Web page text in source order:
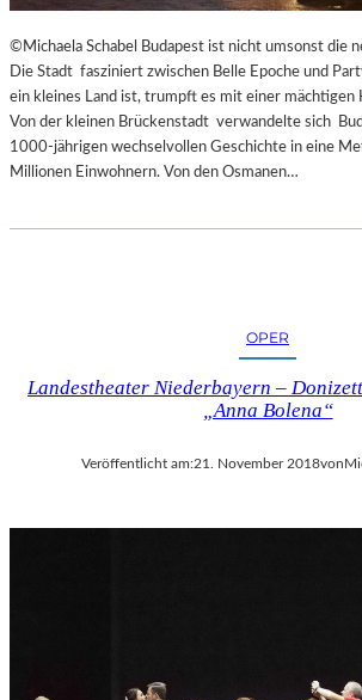
R
T
Z
U
E
R
A
O
©Michaela Schabel Budapest ist nicht umsonst die
Die Stadt fasziniert zwischen Belle Epoche und
ein kleines Land ist, trumpft es mit einer
Von der kleinen Brückenstadt verwandelte sich
1000-jährigen wechselvollen Geschichte in eine
Millionen Einwohnern. Von den Osmanen…
OPER
Landestheater Niederbayern –
„Anna Bolena“
Veröffentlicht am:21. November 2018von